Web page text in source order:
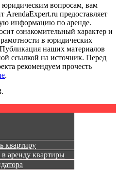
юридическим вопросам, вам
ArendaExpert.ru предоставляет
информацию по аренде.
ознакомительный характер и
в юридических
наших материалов
ссылкой на источник. Перед
рекомендуем прочесть
.
квартиру
аренду квартиры